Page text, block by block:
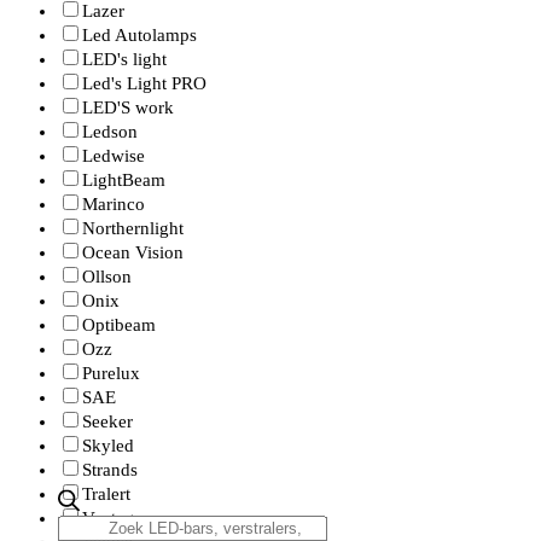
Producten
Lazer
Led Autolamps
LED's light
Led's Light PRO
LED'S work
Ledson
Ledwise
LightBeam
Marinco
Northernlight
Ocean Vision
Ollson
Onix
Optibeam
Ozz
Purelux
SAE
Seeker
Skyled
Strands
Tralert
Vantage